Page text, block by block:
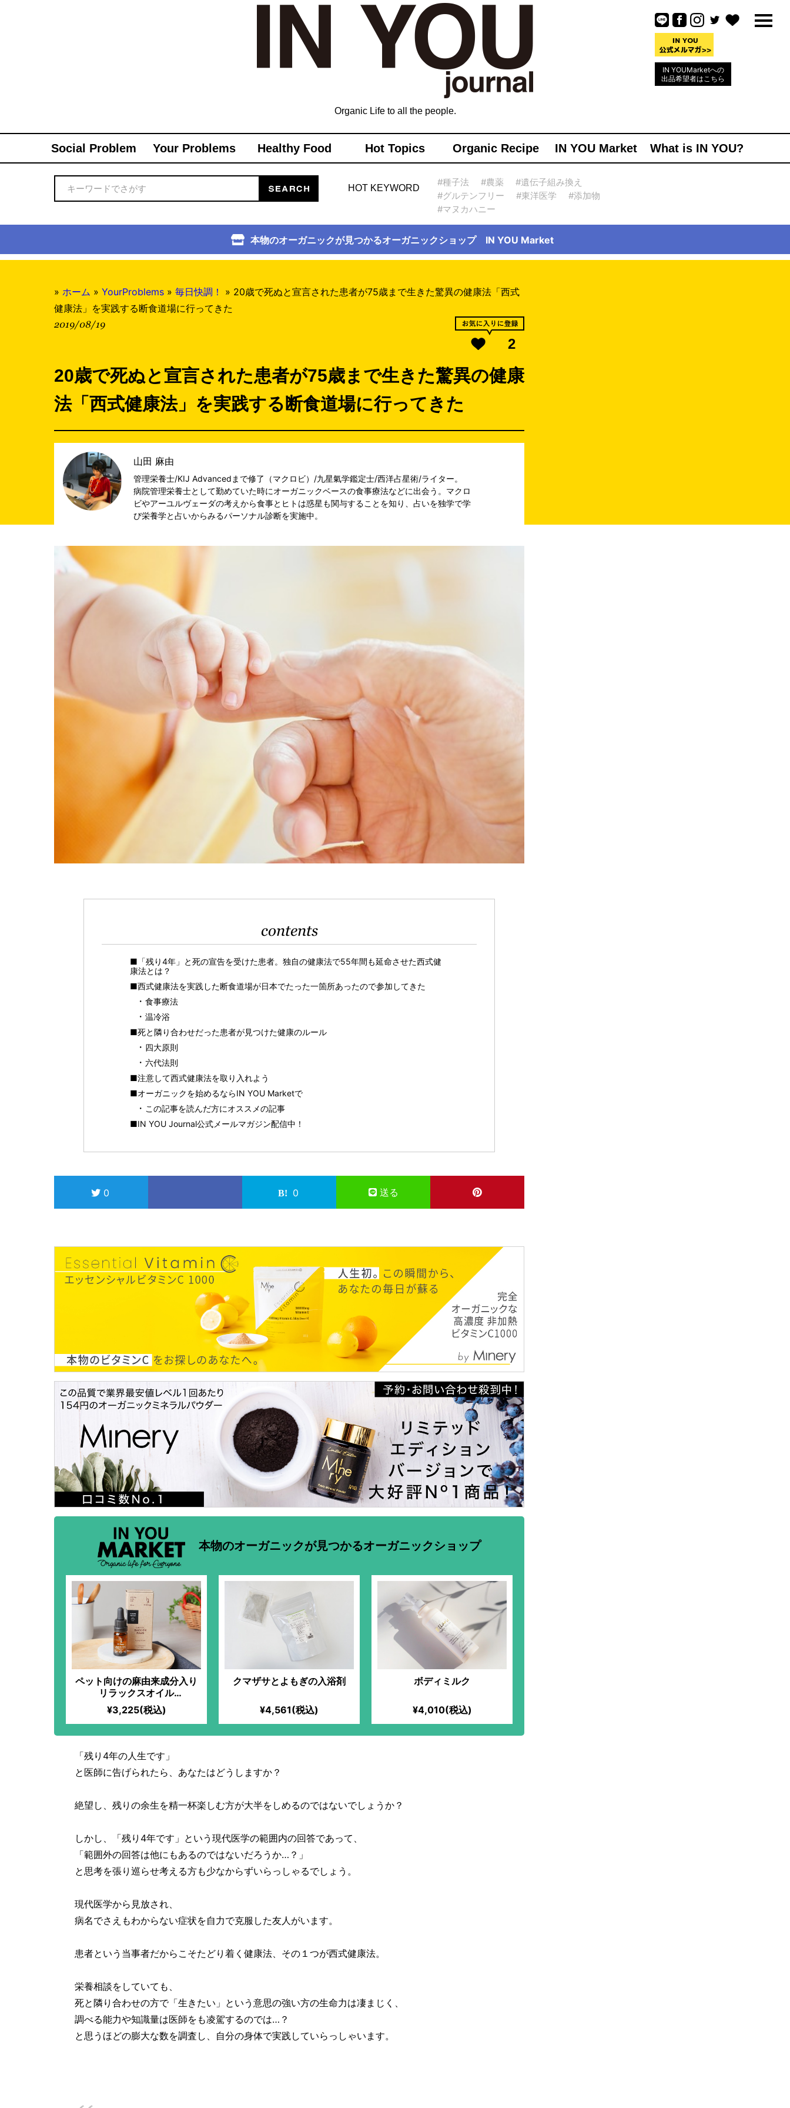
IN YOUMarketへの
出品希望者はこちら
Organic Life to all the people.
Social Problem Your Problems Healthy Food Hot Topics Organic Recipe IN YOU Market What is IN YOU?
HOT KEYWORD
#種子法 #農薬
#遺伝子組み換え
#グルテンフリー
#東洋医学
#添加物
#マヌカハニー
本物のオーガニックが見つかるオーガニックショップ IN YOU Market
» ホーム » YourProblems » 毎日快調！ » 20歳で死ぬと宣言された患者が75歳まで生きた驚異の健康法「西式
健康法」を実践する断食道場に行ってきた
2019/08/19
2
20歳で死ぬと宣言された患者が75歳まで生きた驚異の健康
法「西式健康法」を実践する断食道場に行ってきた
山田 麻由
管理栄養士/KIJ Advancedまで修了（マクロビ）/九星氣学鑑定士/西洋占星術/ライター。
病院管理栄養士として勤めていた時にオーガニックベースの食事療法などに出会う。マクロ
ビやアーユルヴェーダの考えから食事とヒトは惑星も関与することを知り、占いを独学で学
び栄養学と占いからみるパーソナル診断を実施中。
contents
■「残り4年」と死の宣告を受けた患者。独自の健康法で55年間も延命させた西式健
康法とは？
■西式健康法を実践した断食道場が日本でたった一箇所あったので参加してきた
食事療法
温冷浴
■死と隣り合わせだった患者が見つけた健康のルール
四大原則
六代法則
■注意して西式健康法を取り入れよう
■オーガニックを始めるならIN YOU Marketで
この記事を読んだ方にオススメの記事
■IN YOU Journal公式メールマガジン配信中！
0 0 送る
本物のオーガニックが見つかるオーガニックショップ
ペット向けの麻由来成分入り
リラックスオイル
（2.5%/10ml）
¥3,225(税込)
クマザサとよもぎの入浴剤
¥4,561(税込)
ボディミルク
¥4,010(税込)
「残り4年の人生です」
と医師に告げられたら、あなたはどうしますか？
絶望し、残りの余生を精一杯楽しむ方が大半をしめるのではないでしょうか？
しかし、「残り4年です」という現代医学の範囲内の回答であって、
「範囲外の回答は他にもあるのではないだろうか…？」
と思考を張り巡らせ考える方も少なからずいらっしゃるでしょう。
現代医学から見放され、
病名でさえもわからない症状を自力で克服した友人がいます。
患者という当事者だからこそたどり着く健康法、その１つが西式健康法。
栄養相談をしていても、
死と隣り合わせの方で「生きたい」という意思の強い方の生命力は凄まじく、
調べる能力や知識量は医師をも凌駕するのでは…？
と思うほどの膨大な数を調査し、自分の身体で実践していらっしゃいます。